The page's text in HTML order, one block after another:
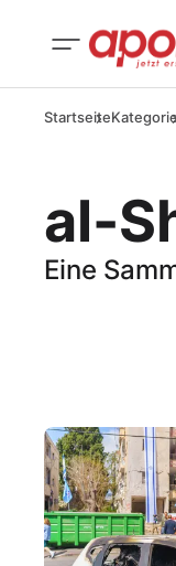
Startseite
al-
Eine